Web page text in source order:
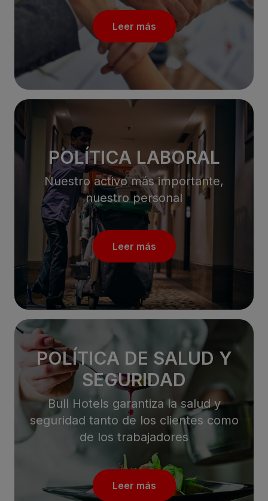
Leer más
POLÍTICA LABORAL
Nuestro activo más importante,
nuestro personal
Leer más
POLÍTICA DE SALUD Y
SEGURIDAD
Bull Hotels garantiza la salud y
seguridad tanto de los clientes como
de los trabajadores
Leer más